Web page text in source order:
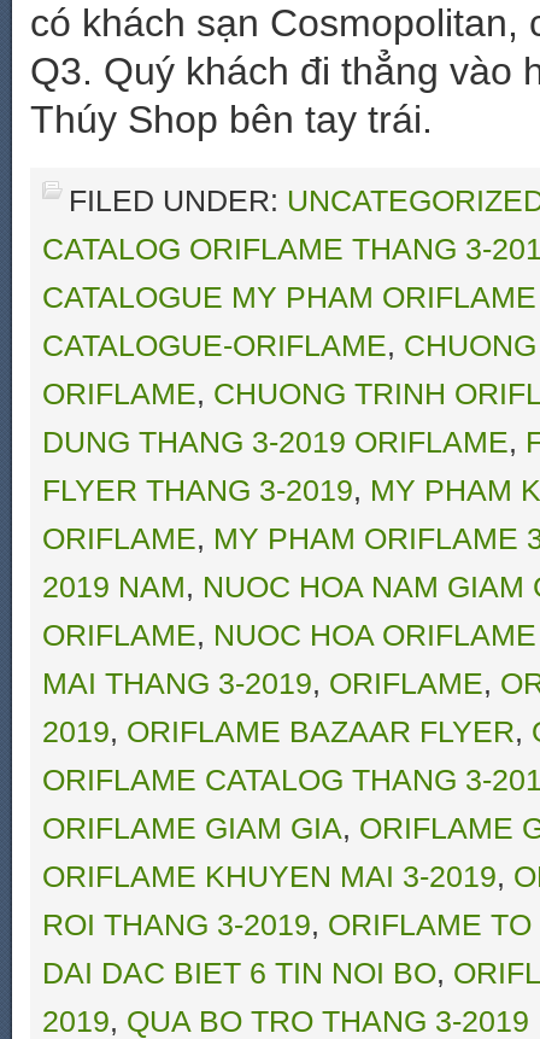
có khách sạn Cosmopolitan,
Q3. Quý khách đi thẳng vào
Thúy Shop bên tay trái.
FILED UNDER:
CATALOG ORIFLAME THANG 3-
CATALOGUE MY PHAM
CATALOGUE-ORIFLAME,
ORIFLAME, CHUONG TRINH
DUNG THANG 3-2019 ORIFLAME,
FLYER THANG 3-2019, MY PHAM
ORIFLAME, MY PHAM ORIFLAME
2019 NAM, NUOC HOA NAM GIAM
ORIFLAME, NUOC HOA
MAI THANG 3-2019, ORIFLAME,
2019, ORIFLAME BAZAAR FLYER,
ORIFLAME CATALOG THANG 3-
ORIFLAME GIAM GIA, ORIFLAME
ORIFLAME KHUYEN MAI 3-2019,
ROI THANG 3-2019, ORIFLAME
DAI DAC BIET 6 TIN NOI BO,
2019, QUA BO TRO THANG 3-